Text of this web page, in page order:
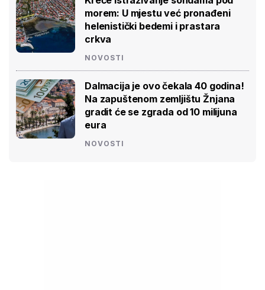
morem: U mjestu već pronađeni
helenistički bedemi i prastara
crkva
NOVOSTI
Dalmacija je ovo čekala 40 godina!
Na zapuštenom zemljištu Žnjana
gradit će se zgrada od 10 milijuna
eura
NOVOSTI